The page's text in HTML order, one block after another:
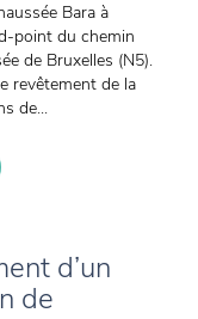
Bara à
point du chemin
de Bruxelles (N5).
revêtement de la
de...
d’un
de